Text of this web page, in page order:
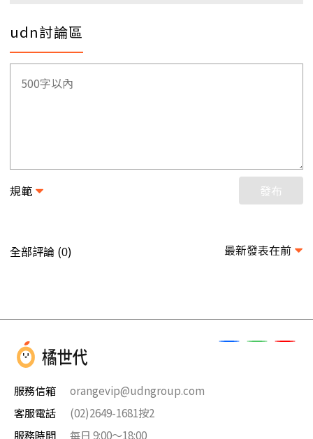
udn討論區
規範 發布
全部評論 (0) 最新發表在前
服務信箱
orangevip@udngroup.com
客服電話
(02)2649-1681按2
服務時間
每日 9:00～18:00